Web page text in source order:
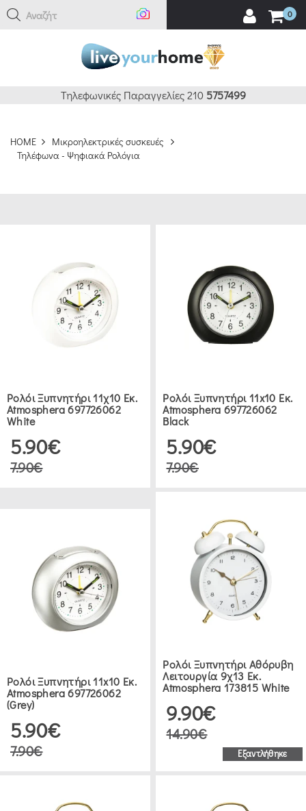
Αναζήτηση εδ 0
Τηλεφωνικές Παραγγελίες 210 5757499
HOME
Μικροηλεκτρικές συσκευές
Τηλέφωνα - Ψηφιακά Ρολόγια
Ρολόι Ξυπνητήρι 11χ10 Εκ.
Atmosphera 697726062
White
5.90€
7.90€
Ρολόι Ξυπνητήρι 11x10 Εκ.
Atmosphera 697726062
Black
5.90€
7.90€
Ρολόι Ξυπνητήρι 11x10 Εκ.
Atmosphera 697726062
(Grey)
5.90€
7.90€
Ρολόι Ξυπνητήρι Αθόρυβη
Λειτουργία 9χ13 Εκ.
Atmosphera 173815 White
9.90€
14.90€
Εξαντλήθηκε
ΚΑΤΑΣΚΕΥΑΣΤΕΣ
ATMOSPHERA
ΕΥΡΟΣ
ΤΙΜΗΣ
€0.00